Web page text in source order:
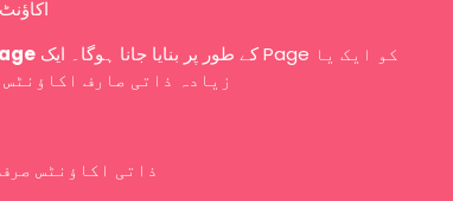
زیادہ ذاتی صارف
ذاتی اکاؤنٹس